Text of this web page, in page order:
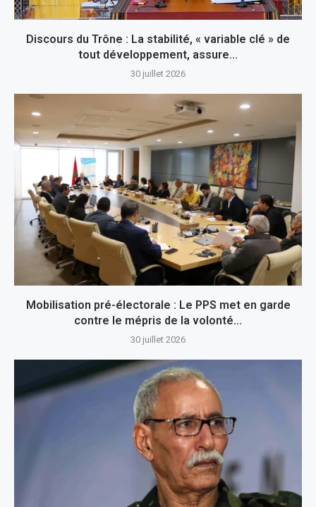
Discours du Trône : La stabilité, « variable clé » de
tout développement, assure...
30 juillet 2026
Mobilisation pré-électorale : Le PPS met en garde
contre le mépris de la volonté...
30 juillet 2026